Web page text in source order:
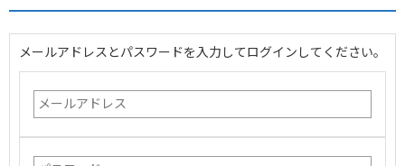
個人のお客様
メールアドレスとパスワードを入力してログインしてください。